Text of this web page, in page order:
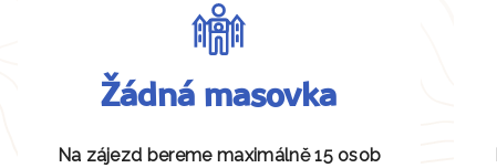
Žádná masovka
Na zájezd bereme maximálně 15 osob